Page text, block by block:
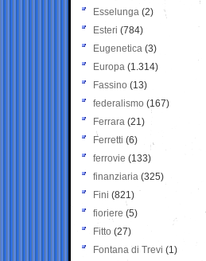
Esselunga (2)
Esteri (784)
Eugenetica (3)
Europa (1.314)
Fassino (13)
federalismo (167)
Ferrara (21)
Ferretti (6)
ferrovie (133)
finanziaria (325)
Fini (821)
fioriere (5)
Fitto (27)
Fontana di Trevi (1)